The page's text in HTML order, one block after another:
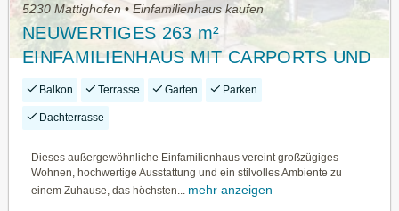
5230 Mattighofen • Einfamilienhaus kaufen
NEUWERTIGES 263 m²
EINFAMILIENHAUS MIT CARPORTS UND
GARAGE IN MATTIGHOFEN
Balkon Terrasse Garten Parken
Dachterrasse
Dieses außergewöhnliche Einfamilienhaus vereint großzügiges
Wohnen, hochwertige Ausstattung und ein stilvolles Ambiente zu
einem Zuhause, das höchsten...
mehr anzeigen